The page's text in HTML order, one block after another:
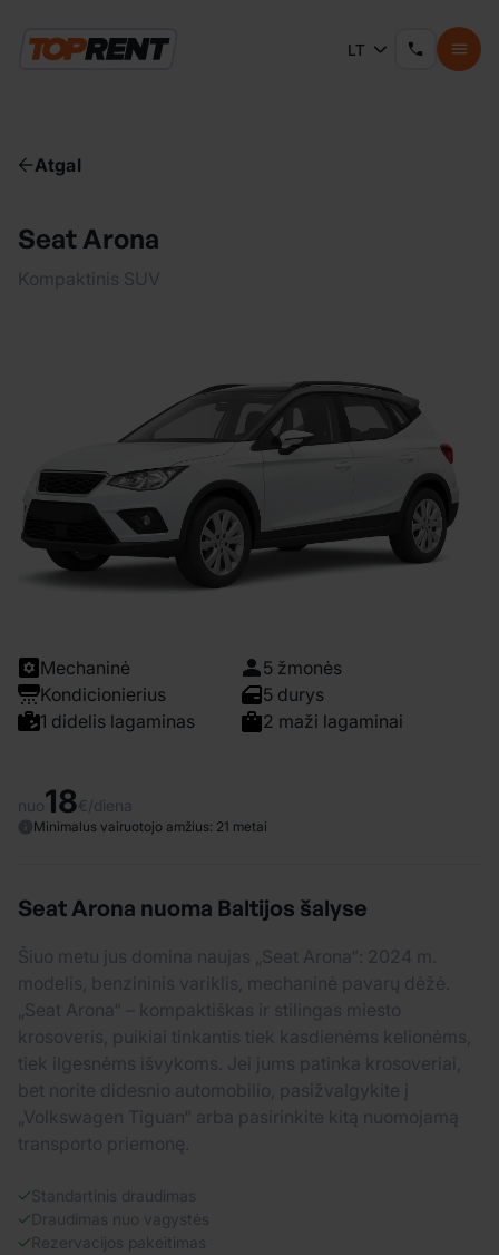
LT
Atgal
Seat Arona
Kompaktinis SUV
Mechaninė
5 žmonės
Kondicionierius
5 durys
1 didelis lagaminas
2 maži lagaminai
nuo18€/diena
Minimalus vairuotojo amžius: 21 metai
Seat Arona nuoma Baltijos šalyse
Šiuo metu jus domina naujas „Seat Arona“: 2024 m.
modelis, benzininis variklis, mechaninė pavarų dėžė.
„Seat Arona“ – kompaktiškas ir stilingas miesto
krosoveris, puikiai tinkantis tiek kasdienėms kelionėms,
tiek ilgesnėms išvykoms. Jei jums patinka krosoveriai,
bet norite didesnio automobilio, pasižvalgykite į
„Volkswagen Tiguan“ arba pasirinkite kitą nuomojamą
transporto priemonę.
Standartinis draudimas
Draudimas nuo vagystės
Rezervacijos pakeitimas